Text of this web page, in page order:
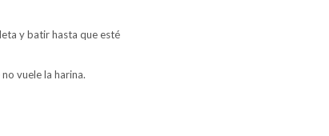
y batir hasta que esté
vuele la harina.